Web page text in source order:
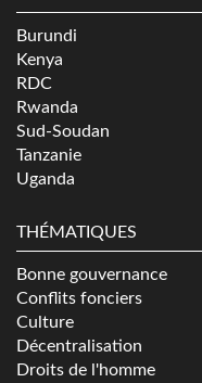
Burundi
Kenya
RDC
Rwanda
Sud-Soudan
Tanzanie
Uganda
THÉMATIQUES
Bonne gouvernance
Conflits fonciers
Culture
Décentralisation
Droits de l'homme